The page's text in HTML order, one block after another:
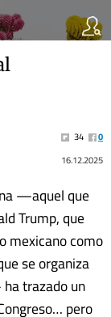
34
0
16.12.2025
—aquel que
Trump, que
mexicano como
se organiza
trazado un
pero